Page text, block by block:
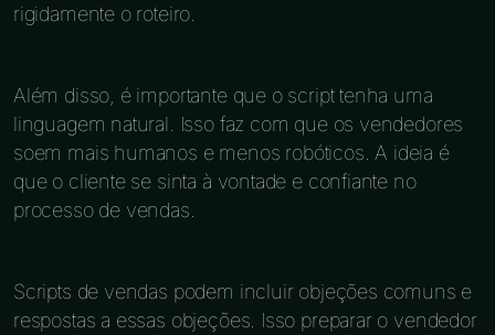
rigidamente o roteiro.
Além disso, é importante que o script tenha uma
linguagem natural. Isso faz com que os vendedores
soem mais humanos e menos robóticos. A ideia é
que o cliente se sinta à vontade e confiante no
processo de vendas.
Scripts de vendas podem incluir objeções comuns e
respostas a essas objeções. Isso preparar o vendedor